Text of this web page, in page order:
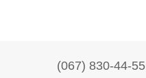
(067) 830-44-55